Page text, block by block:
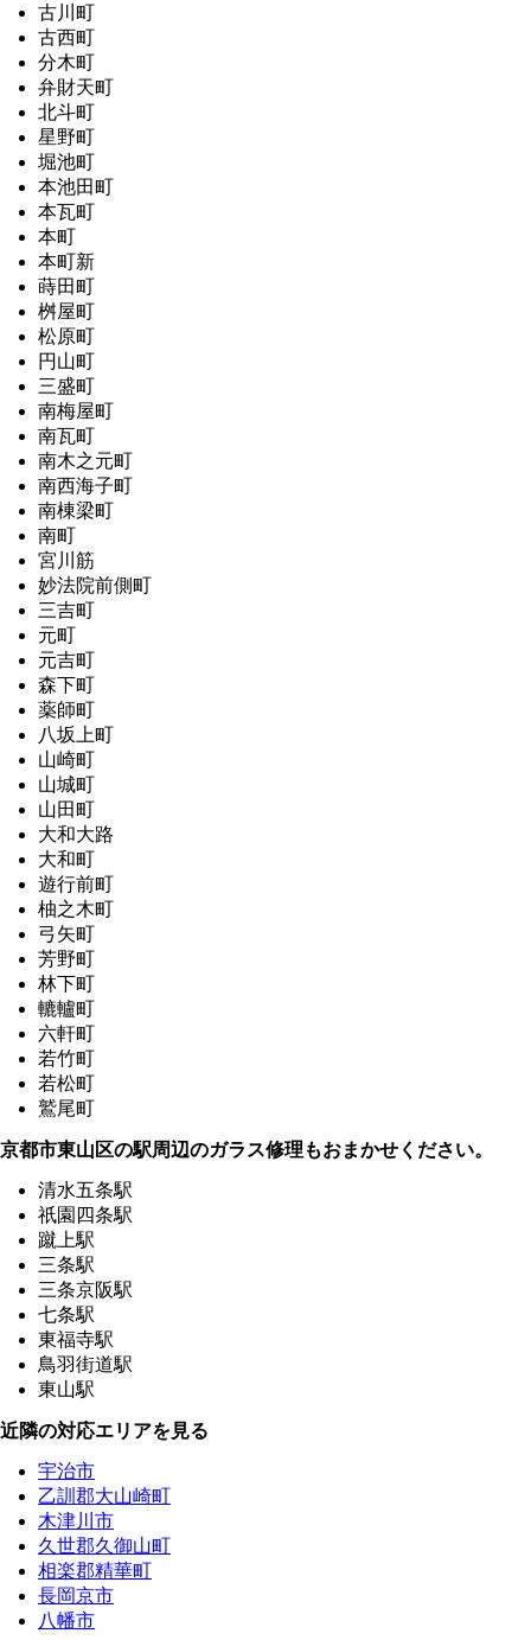
古川町
古西町
分木町
弁財天町
北斗町
星野町
堀池町
本池田町
本瓦町
本町
本町新
蒔田町
桝屋町
松原町
円山町
三盛町
南梅屋町
南瓦町
南木之元町
南西海子町
南棟梁町
南町
宮川筋
妙法院前側町
三吉町
元町
元吉町
森下町
薬師町
八坂上町
山崎町
山城町
山田町
大和大路
大和町
遊行前町
柚之木町
弓矢町
芳野町
林下町
轆轤町
六軒町
若竹町
若松町
鷲尾町
京都市東山区の駅周辺のガラス修理もおまかせください。
清水五条駅
祇園四条駅
蹴上駅
三条駅
三条京阪駅
七条駅
東福寺駅
鳥羽街道駅
東山駅
近隣の対応エリアを見る
宇治市
乙訓郡大山崎町
木津川市
久世郡久御山町
相楽郡精華町
長岡京市
八幡市